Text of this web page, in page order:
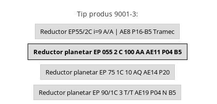
Tip produs 9001-3:
Reductor EP55/2C i=9 A/A | AE8 P16-B5 Tramec
Reductor planetar EP 055 2 C 100 AA AE11 P04 B5
Reductor planetar EP 75 1C 10 AQ AE14 P20
Reductor planetar EP 90/1C 3 T/T AE19 P04 N B5